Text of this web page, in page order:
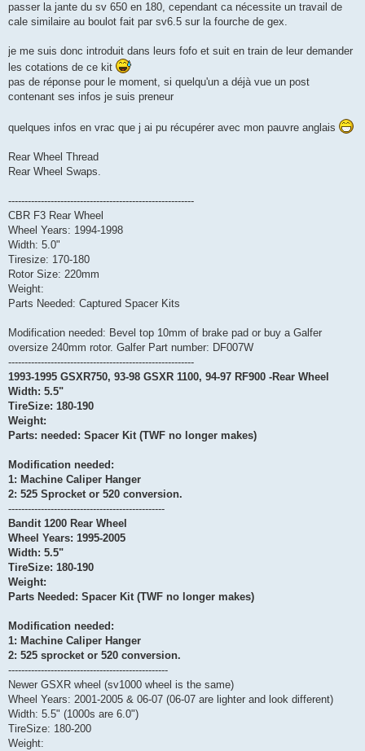
a
g
passer la jante du sv 650 en 180, cependant ca nécessite un travail de
cale similaire au boulot fait par sv6.5 sur la fourche de gex.
je me suis donc introduit dans leurs fofo et suit en train de leur demander
les cotations de ce kit
pas de réponse pour le moment, si quelqu'un a déjà vue un post
contenant ses infos je suis preneur
quelques infos en vrac que j ai pu récupérer avec mon pauvre anglais
Rear Wheel Thread
Rear Wheel Swaps.
---------------------------------------------------------
CBR F3 Rear Wheel
Wheel Years: 1994-1998
Width: 5.0"
Tiresize: 170-180
Rotor Size: 220mm
Weight:
Parts Needed: Captured Spacer Kits
Modification needed: Bevel top 10mm of brake pad or buy a Galfer
oversize 240mm rotor. Galfer Part number: DF007W
---------------------------------------------------------
1993-1995 GSXR750, 93-98 GSXR 1100, 94-97 RF900 -Rear Wheel
Width: 5.5"
TireSize: 180-190
Weight:
Parts: needed: Spacer Kit (TWF no longer makes)
Modification needed:
1: Machine Caliper Hanger
2: 525 Sprocket or 520 conversion.
------------------------------------------------
Bandit 1200 Rear Wheel
Wheel Years: 1995-2005
Width: 5.5"
TireSize: 180-190
Weight:
Parts Needed: Spacer Kit (TWF no longer makes)
Modification needed:
1: Machine Caliper Hanger
2: 525 sprocket or 520 conversion.
-------------------------------------------------
Newer GSXR wheel (sv1000 wheel is the same)
Wheel Years: 2001-2005 & 06-07 (06-07 are lighter and look different)
Width: 5.5" (1000s are 6.0")
TireSize: 180-200
Weight: